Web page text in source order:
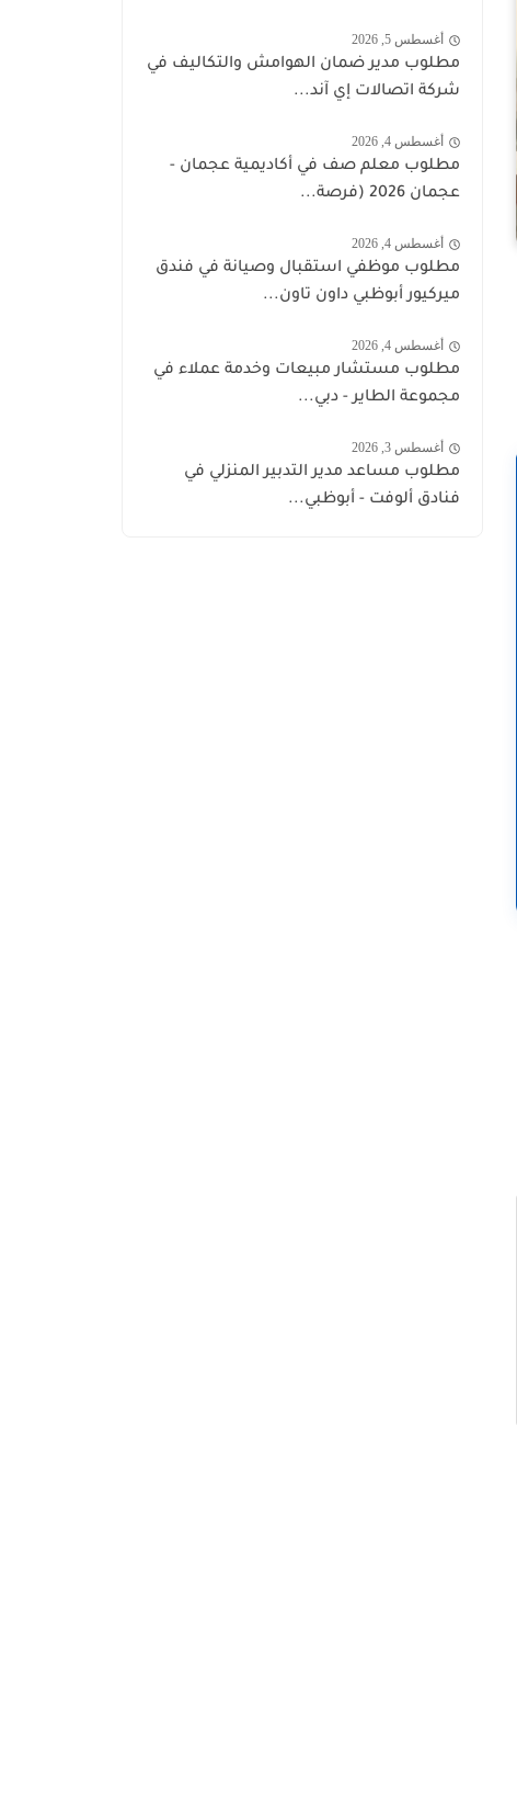
أغسطس 5, 2026
مطلوب مدير ضمان الهوامش والتكاليف في
شركة اتصالات إي آند...
أغسطس 4, 2026
مطلوب معلم صف في أكاديمية عجمان -
عجمان 2026 (فرصة...
أغسطس 4, 2026
مطلوب موظفي استقبال وصيانة في فندق
ميركيور أبوظبي داون تاون...
أغسطس 4, 2026
مطلوب مستشار مبيعات وخدمة عملاء في
مجموعة الطاير - دبي...
أغسطس 3, 2026
مطلوب مساعد مدير التدبير المنزلي في
فنادق ألوفت - أبوظبي...